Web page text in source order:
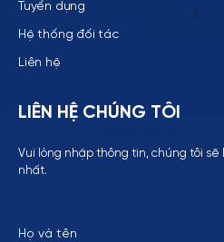
Tuyển dụng
Hệ thống đối tác
Liên hệ
LIÊN HỆ CHÚNG TÔI
Vui lòng nhập thông tin, chúng tôi sẽ
nhất.
Họ và tên